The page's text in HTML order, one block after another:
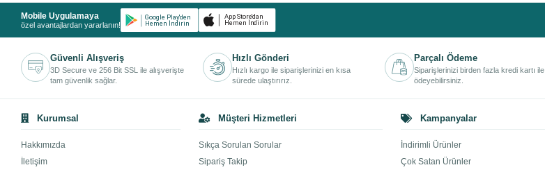
Mobile Uygulamaya
özel avantajlardan yararlanın!
Güvenli Alışveriş
3D Secure ve 256 Bit SSL ile alışverişte
tam güvenlik sağlar.
Hızlı Gönderi
Hızlı kargo ile siparişlerinizi en kısa
sürede ulaştırırız.
Parçalı Ödeme
Siparişlerinizi birden fazla kredi kartı ile
ödeyebilirsiniz.
Kurumsal
Hakkımızda
İletişim
Müşteri Hizmetleri
Sıkça Sorulan Sorular
Sipariş Takip
Kampanyalar
İndirimli Ürünler
Çok Satan Ürünler